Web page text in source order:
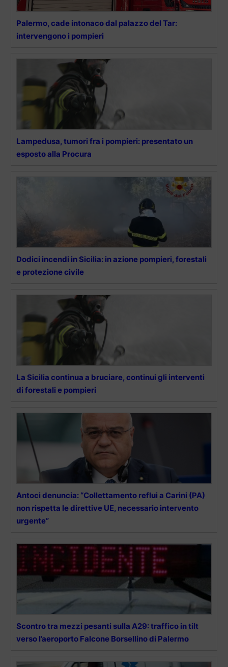
Palermo, cade intonaco dal palazzo del Tar:
intervengono i pompieri
Lampedusa, tumori fra i pompieri: presentato un
esposto alla Procura
Dodici incendi in Sicilia: in azione pompieri, forestali
e protezione civile
La Sicilia continua a bruciare, continui gli interventi
di forestali e pompieri
Antoci denuncia: “Collettamento reflui a Carini (PA)
non rispetta le direttive UE, necessario intervento
urgente”
Scontro tra mezzi pesanti sulla A29: traffico in tilt
verso l’aeroporto Falcone Borsellino di Palermo